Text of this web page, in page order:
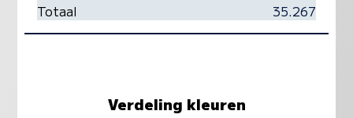
Totaal
35.267
Verdeling kleuren